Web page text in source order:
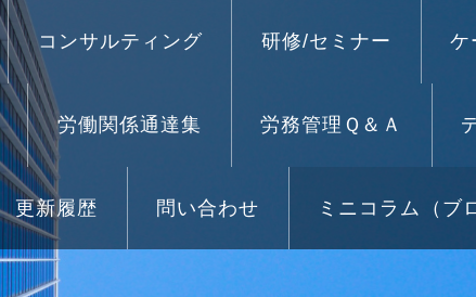
コンサルティング 研修/セミナー ケ
労働関係通達集 労務管理Ｑ＆Ａ
更新履歴 問い合わせ ミニコラム（ブ